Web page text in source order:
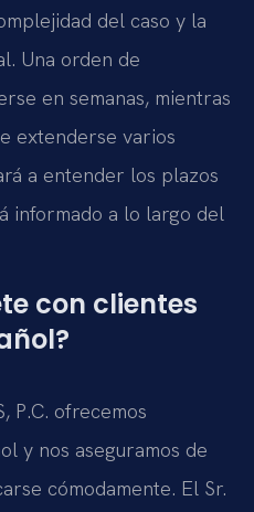
del caso y la
Una orden de
en semanas, mientras
extenderse varios
a entender los plazos
informado a lo largo del
con clientes
P.C. ofrecemos
y nos aseguramos de
cómodamente. El Sr.